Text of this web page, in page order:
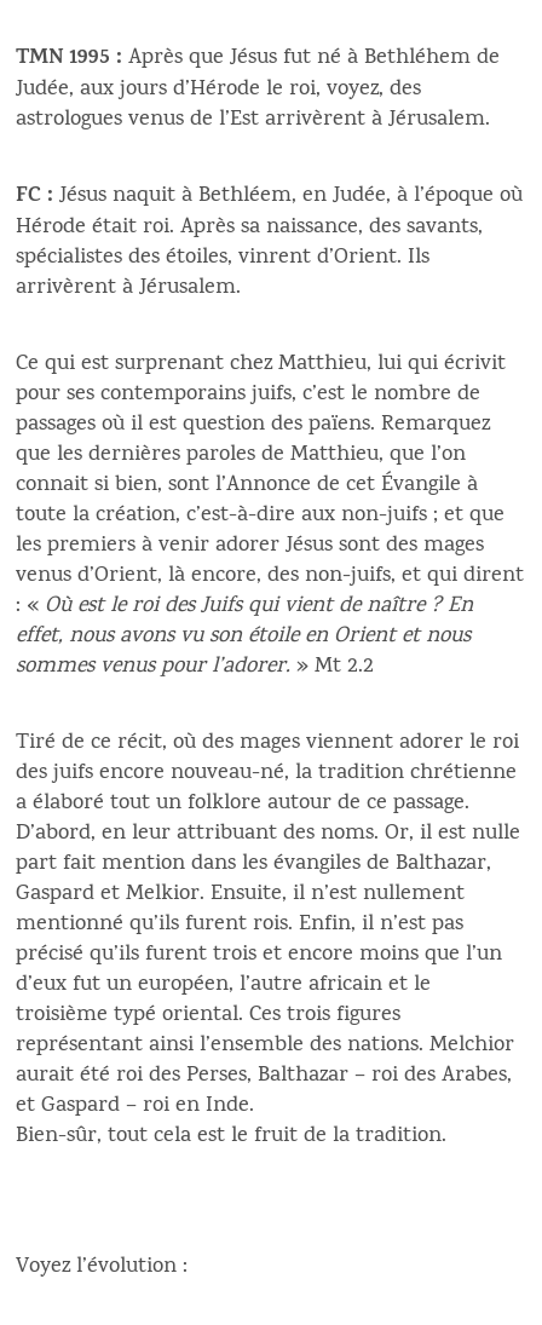
TMN 1995 : Après que Jésus fut né à Bethléhem de
Judée, aux jours d’Hérode le roi, voyez, des
astrologues venus de l’Est arrivèrent à Jérusalem.
FC : Jésus naquit à Bethléem, en Judée, à l’époque où
Hérode était roi. Après sa naissance, des savants,
spécialistes des étoiles, vinrent d’Orient. Ils
arrivèrent à Jérusalem.
Ce qui est surprenant chez Matthieu, lui qui écrivit
pour ses contemporains juifs, c’est le nombre de
passages où il est question des païens. Remarquez
que les dernières paroles de Matthieu, que l’on
connait si bien, sont l’Annonce de cet Évangile à
toute la création, c’est-à-dire aux non-juifs ; et que
les premiers à venir adorer Jésus sont des mages
venus d’Orient, là encore, des non-juifs, et qui dirent
: « Où est le roi des Juifs qui vient de naître ? En
effet, nous avons vu son étoile en Orient et nous
sommes venus pour l’adorer. » Mt 2.2
Tiré de ce récit, où des mages viennent adorer le roi
des juifs encore nouveau-né, la tradition chrétienne
a élaboré tout un folklore autour de ce passage.
D’abord, en leur attribuant des noms. Or, il est nulle
part fait mention dans les évangiles de Balthazar,
Gaspard et Melkior. Ensuite, il n’est nullement
mentionné qu’ils furent rois. Enfin, il n’est pas
précisé qu’ils furent trois et encore moins que l’un
d’eux fut un européen, l’autre africain et le
troisième typé oriental. Ces trois figures
représentant ainsi l’ensemble des nations. Melchior
aurait été roi des Perses, Balthazar – roi des Arabes,
et Gaspard – roi en Inde.
Bien-sûr, tout cela est le fruit de la tradition.
Voyez l’évolution :